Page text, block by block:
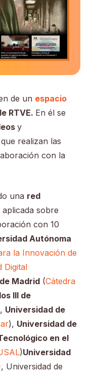
de un espacio
RTVE. En él se
y
realizan las
con la
una red
aplicada sobre
con 10
Autónoma
la Innovación de
Digital
Madrid(Cátedra
III de
Universidad de
), Universidad de
en el
)Universidad
, Universidad de